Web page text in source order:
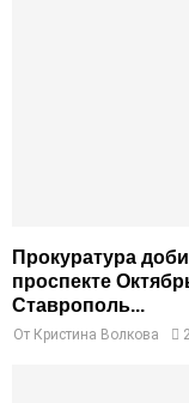
Прокуратура
проспекте
Ставрополь...
От Кристина Волкова